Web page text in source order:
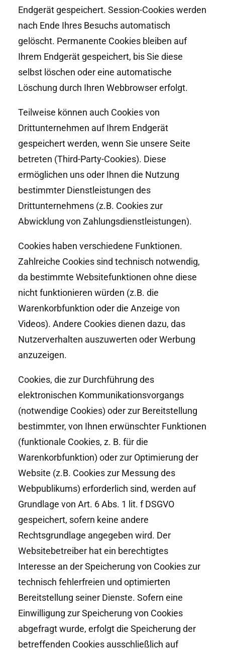
Endgerät gespeichert. Session-Cookies werden
nach Ende Ihres Besuchs automatisch
gelöscht. Permanente Cookies bleiben auf
Ihrem Endgerät gespeichert, bis Sie diese
selbst löschen oder eine automatische
Löschung durch Ihren Webbrowser erfolgt.
Teilweise können auch Cookies von
Drittunternehmen auf Ihrem Endgerät
gespeichert werden, wenn Sie unsere Seite
betreten (Third-Party-Cookies). Diese
ermöglichen uns oder Ihnen die Nutzung
bestimmter Dienstleistungen des
Drittunternehmens (z.B. Cookies zur
Abwicklung von Zahlungsdienstleistungen).
Cookies haben verschiedene Funktionen.
Zahlreiche Cookies sind technisch notwendig,
da bestimmte Websitefunktionen ohne diese
nicht funktionieren würden (z.B. die
Warenkorbfunktion oder die Anzeige von
Videos). Andere Cookies dienen dazu, das
Nutzerverhalten auszuwerten oder Werbung
anzuzeigen.
Cookies, die zur Durchführung des
elektronischen Kommunikationsvorgangs
(notwendige Cookies) oder zur Bereitstellung
bestimmter, von Ihnen erwünschter Funktionen
(funktionale Cookies, z. B. für die
Warenkorbfunktion) oder zur Optimierung der
Website (z.B. Cookies zur Messung des
Webpublikums) erforderlich sind, werden auf
Grundlage von Art. 6 Abs. 1 lit. f DSGVO
gespeichert, sofern keine andere
Rechtsgrundlage angegeben wird. Der
Websitebetreiber hat ein berechtigtes
Interesse an der Speicherung von Cookies zur
technisch fehlerfreien und optimierten
Bereitstellung seiner Dienste. Sofern eine
Einwilligung zur Speicherung von Cookies
abgefragt wurde, erfolgt die Speicherung der
betreffenden Cookies ausschließlich auf